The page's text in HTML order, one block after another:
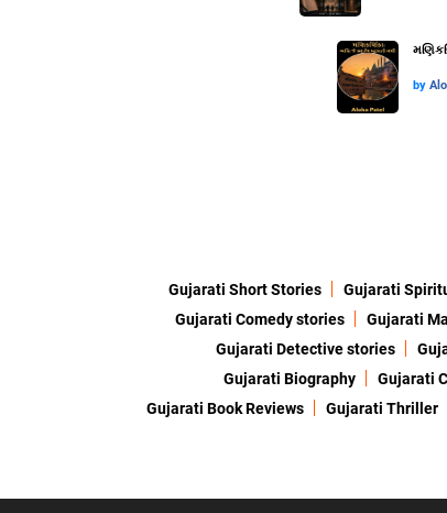
by
Gujarati Short Stories Gujarati
Gujarati Comedy stories
Gujarati
Gujarati Detective stories
Gujarati Biography
Gujarati
Gujarati Book Reviews
Gujarati Thriller